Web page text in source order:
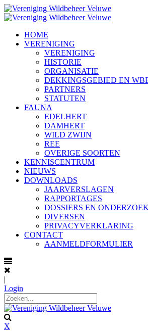
HOME
VERENIGING
VERENIGING
HISTORIE
ORGANISATIE
DEKKINGSGEBIED EN
PARTNERS
STATUTEN
FAUNA
EDELHERT
DAMHERT
WILD ZWIJN
REE
OVERIGE SOORTEN
KENNISCENTRUM
NIEUWS
DOWNLOADS
JAARVERSLAGEN
RAPPORTAGES
DOSSIERS EN ONDERZOEK
DIVERSEN
PRIVACYVERKLARING
CONTACT
AANMELDFORMULIER
|
Login
X